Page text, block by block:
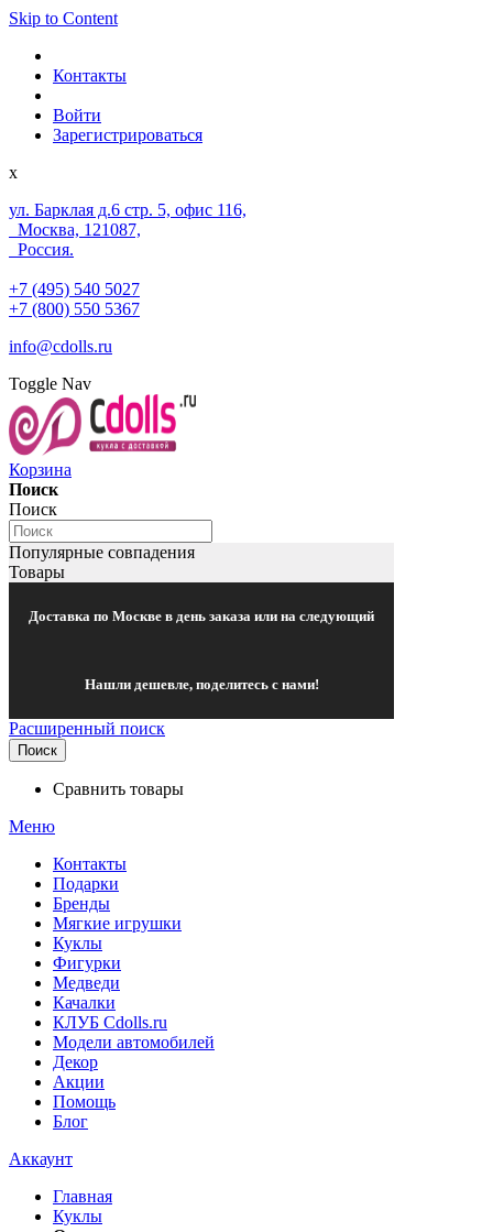
Skip to Content
Контакты
Войти
Зарегистрироваться
x
ул. Барклая д.6 стр. 5, офис 116,
Москва, 121087,
Россия.
+7 (495) 540 5027
+7 (800) 550 5367
info@cdolls.ru
Toggle Nav
Корзина
Поиск
Поиск
Популярные совпадения
Товары
Доставка по Москве в день заказа или на следующий
Нашли дешевле, поделитесь с нами!
Расширенный поиск
Поиск
Сравнить товары
Меню
Контакты
Подарки
Бренды
Мягкие игрушки
Куклы
Фигурки
Медведи
Качалки
КЛУБ Cdolls.ru
Модели автомобилей
Декор
Акции
Помощь
Блог
Аккаунт
Главная
Куклы